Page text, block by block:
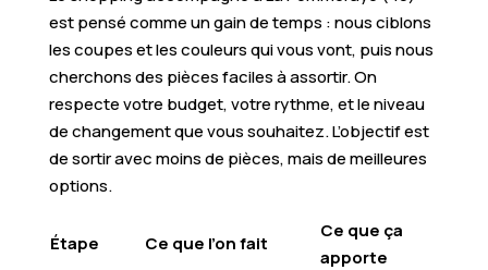
est pensé comme un gain de temps : nous ciblons
les coupes et les couleurs qui vous vont, puis nous
cherchons des pièces faciles à assortir. On
respecte votre budget, votre rythme, et le niveau
de changement que vous souhaitez. L’objectif est
de sortir avec moins de pièces, mais de meilleures
options.
Étape Ce que l’on fait
Ce que ça
apporte